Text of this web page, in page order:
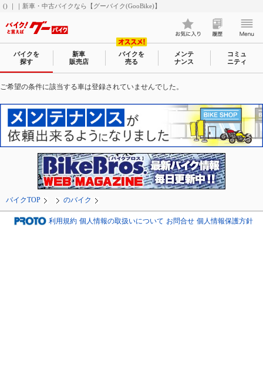
() ｜｜新車・中古バイクなら【グーバイク(GooBike)】
バイクを
探す
新車
販売店
バイクを
売る
メンテ
ナンス
コミュ
ニティ
ご希望の条件に該当する車は登録されていませんでした。
バイクTOP のバイク
利用規約 個人情報の取扱いについて お問合せ 個人情報保護方針